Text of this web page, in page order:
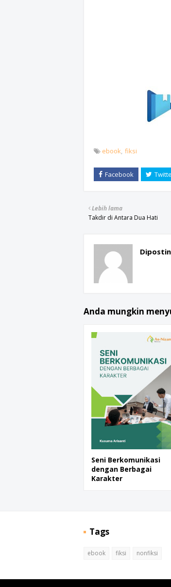
ebook fiksi
Lebih lama
Takdir di Antara Dua Hati
Anda mungkin
Seni Berkomunikasi
dengan Berbagai
Karakter
Tags
ebook fiksi nonfiksi